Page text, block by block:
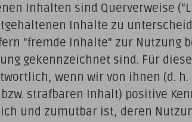
Inhalten sind Querverweise
Inhalte zu
"fremde Inhalte" zur Nutzung
gekennzeichnet sind. Für
wenn wir von ihnen (d.
strafbaren Inhalt) positive
und zumutbar ist, deren